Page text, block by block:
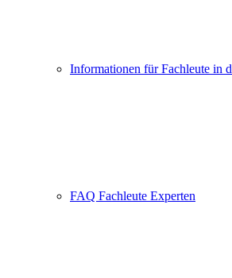
Informationen für Fachleute in
FAQ Fachleute Experten